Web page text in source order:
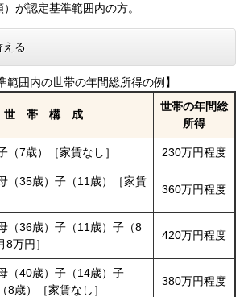
が認定基準範囲内の方。
る
範囲内の世帯の年間総所得の例】
世 帯 構 成
世帯の年間総
所得
（7歳）［家賃なし］ 230万円程度
（35歳）子（11歳）［家賃
360万円程度
（36歳）子（11歳）子（8
8万円］
420万円程度
（40歳）子（14歳）子
8歳）［家賃なし］
380万円程度